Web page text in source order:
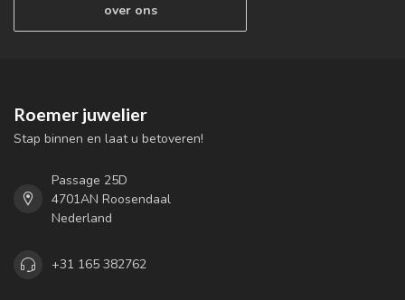
over ons
Roemer juwelier
Stap binnen en laat u betoveren!
Passage 25D
4701AN Roosendaal
Nederland
+31 165 382762